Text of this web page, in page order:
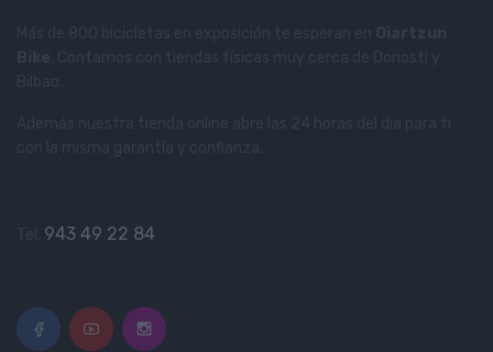
943 49 22 84